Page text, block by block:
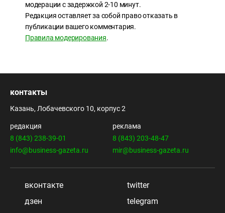
модерации с задержкой 2-10 минут.
Редакция оставляет за собой право отказать в
публикации вашего комментария.
Правила модерирования.
контакты
Казань, Лобачевского 10, корпус 2
редакция
8 (843) 238-39-01
info@business-gazeta.ru
реклама
8 (843) 203-48-47
mir@business-gazeta.ru
вконтакте
twitter
дзен
telegram